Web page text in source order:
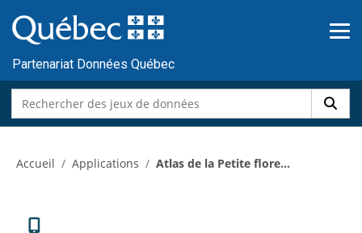
au
contenu
Partenariat Données Québec
Accueil Applications Atlas de la Petite flore...